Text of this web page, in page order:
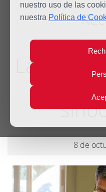
nuestro uso de las
nuestra Política de
La
8 de